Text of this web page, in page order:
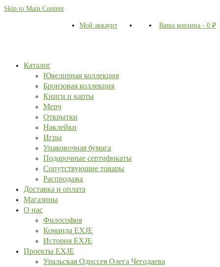
Skip to Main Content
Мой аккаунт Ваша корзина - 0 ₽
Каталог
Ювелирная коллекция
Бронзовая коллекция
Книги и карты
Мерч
Открытки
Наклейки
Игры
Упаковочная бумага
Подарочные сертификаты
Сопутствующие товары
Распродажа
Доставка и оплата
Магазины
О нас
Философия
Команда EXJE
История EXJE
Проекты EXJE
Уральская Одиссея Олега Чегодаева